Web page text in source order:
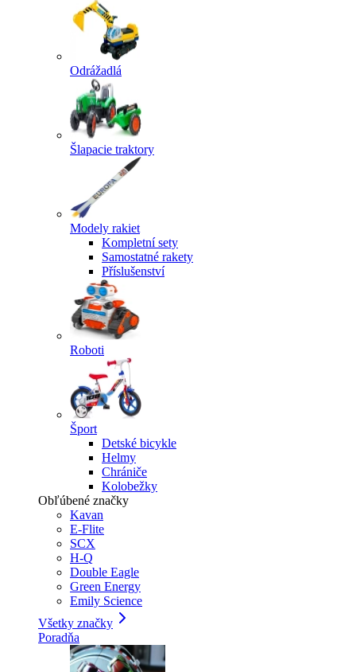
Odrážadlá
Šlapacie traktory
Modely rakiet
Kompletní sety
Samostatné rakety
Příslušenství
Roboti
Šport
Detské bicykle
Helmy
Chrániče
Kolobežky
Obľúbené značky
Kavan
E-Flite
SCX
H-Q
Double Eagle
Green Energy
Emily Science
Všetky značky
Poradňa